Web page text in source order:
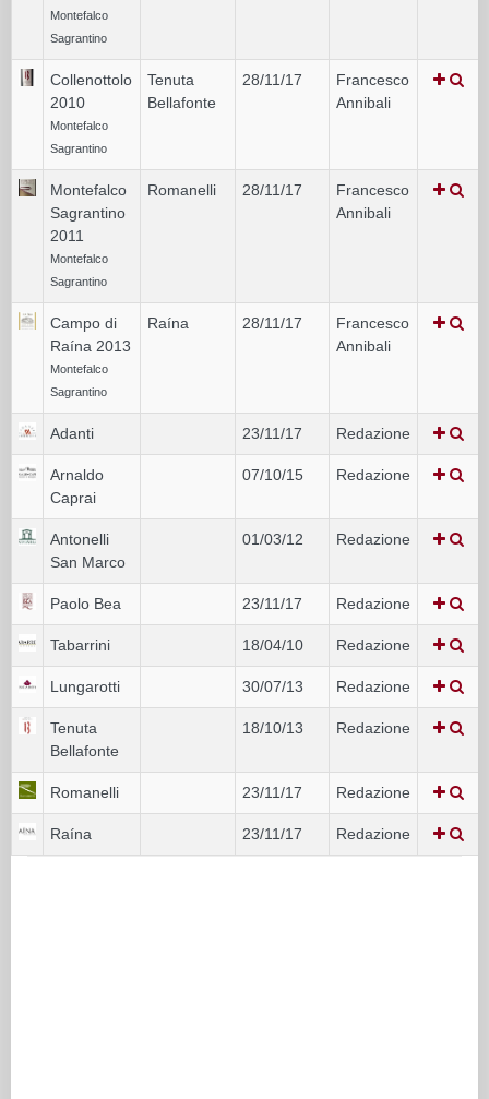
Montefalco
Sagrantino
Collenottolo
2010
Montefalco
Sagrantino
Tenuta
Bellafonte
28/11/17
Francesco
Annibali
Montefalco
Sagrantino
2011
Montefalco
Sagrantino
Romanelli 28/11/17
Francesco
Annibali
Campo di
Raína 2013
Montefalco
Sagrantino
Raína 28/11/17
Francesco
Annibali
Adanti 23/11/17 Redazione
Arnaldo
Caprai
07/10/15 Redazione
Antonelli
San Marco
01/03/12 Redazione
Paolo Bea 23/11/17 Redazione
Tabarrini 18/04/10 Redazione
Lungarotti 30/07/13 Redazione
Tenuta
Bellafonte
18/10/13 Redazione
Romanelli 23/11/17 Redazione
Raína 23/11/17 Redazione